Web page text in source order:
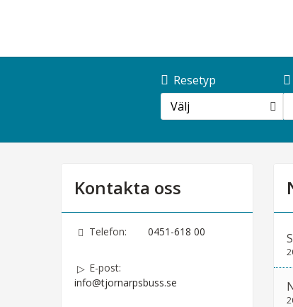
Resetyp
Välj
Kontakta oss
Telefon: 0451-618 00
E-post:
info@tjornarpsbuss.se